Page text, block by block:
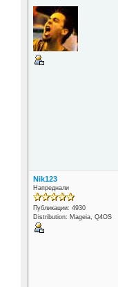
Nik123
Напреднали
Публикации: 4930
Distribution: Mageia, Q4OS